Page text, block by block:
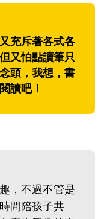
充斥著各式各
又怕點讀筆只
頭，我想，書
讀吧！
，不過不管是
間陪孩子共